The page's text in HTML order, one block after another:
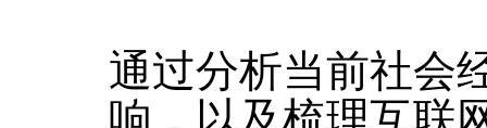
通过分析当前社会